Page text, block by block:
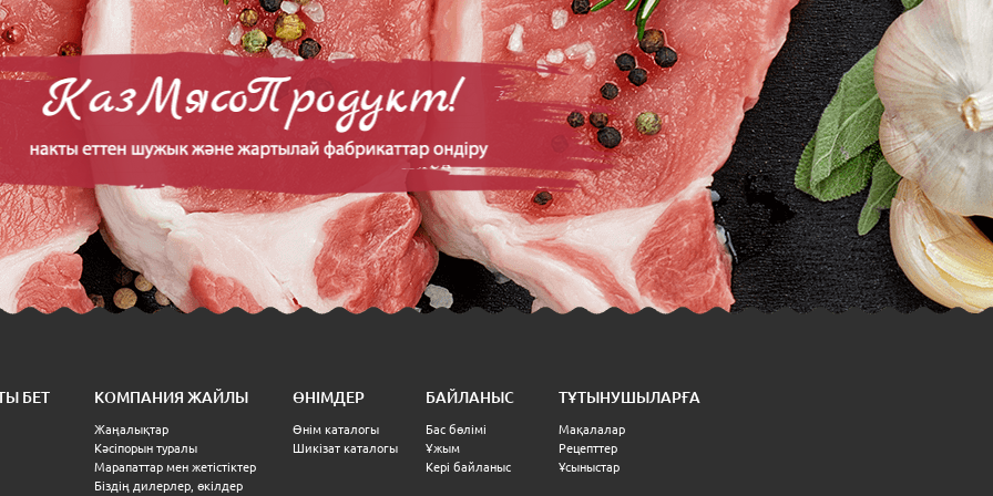
БЕТ КОМПАНИЯ ЖАЙЛЫ
Жаңалықтар
Кәсіпорын туралы
Марапаттар мен жетістіктер
Біздің дилерлер, өкілдер
ӨНІМДЕР
Өнім каталогы
Шикізат каталогы
БАЙЛАНЫС
Бас бөлімі
Ұжым
Кері байланыс
ТҰТЫНУШЫЛАРҒА
Мақалалар
Рецепттер
Ұсыныстар